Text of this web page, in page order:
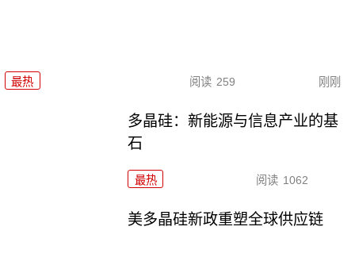
最热 阅读 259 刚刚
多晶硅：新能源与信息产业的基
石
最热 阅读 1062
美多晶硅新政重塑全球供应链